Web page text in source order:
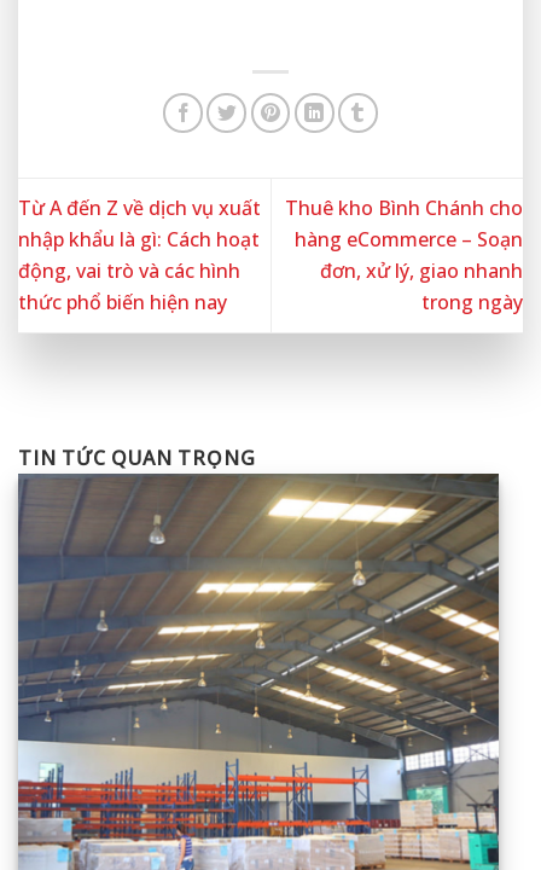
Từ A đến Z về dịch vụ xuất
nhập khẩu là gì: Cách hoạt
động, vai trò và các hình
thức phổ biến hiện nay
Thuê kho Bình Chánh cho
hàng eCommerce – Soạn
đơn, xử lý, giao nhanh
trong ngày
TIN TỨC QUAN TRỌNG